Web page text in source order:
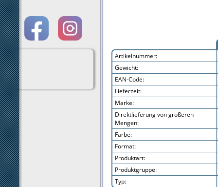
Artikelnummer:
Gewicht:
EAN-Code:
Lieferzeit:
Marke:
Direktlieferung von größeren
Mengen:
Farbe:
Format:
Produktart:
Produktgruppe:
Typ: